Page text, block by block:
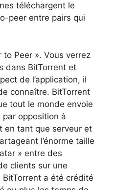
téléchargent le
peer entre pairs qui
to Peer ». Vous verrez
dans BitTorrent et
de l’application, il
connaître. BitTorrent
tout le monde envoie
opposition à
en tant que serveur et
l’énorme taille
» entre des
clients sur une
a été crédité